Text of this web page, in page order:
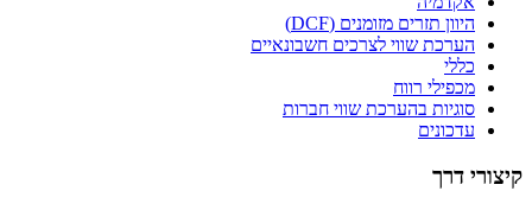
היוון תזרים מזומנים (DCF)
הערכת שווי לצרכים חשבונאיים
כללי
מכפילי רווח
סוגיות בהערכת שווי חברות
עדכונים
קיצורי דרך